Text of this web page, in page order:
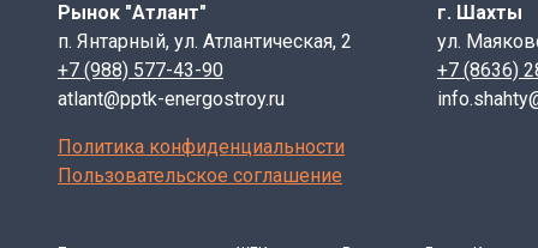
случайных вод.
Маркировка изделия ЛК 75.120.60-10
ЛК - лоток каналов
75 - номинальный размер лотка вдоль канала, L
120 - номинальный размер лотка по ширине
Рынок "Атлант"
п. Янтарный, ул. Атлантическая, 2
+7 (988) 577-43-90
atlant@pptk-energostroy.ru
г. Шахты
ул.
+7 (8636)
Политика конфиденциальности
Пользовательское соглашение